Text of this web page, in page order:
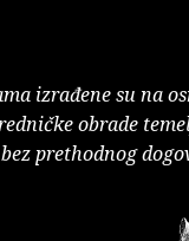
izrađene su na
obrade
prethodnog